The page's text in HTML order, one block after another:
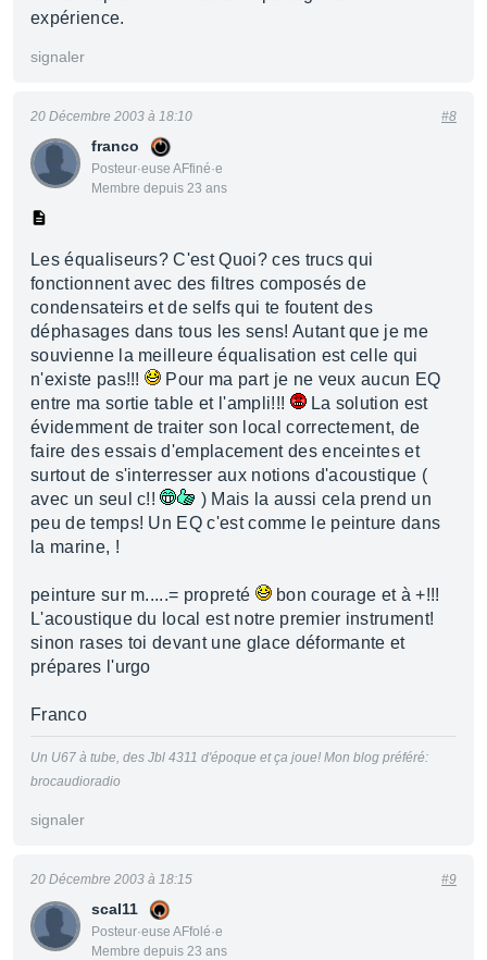
expérience.
signaler
franco
Posteur·euse AFfiné·e
Membre depuis 23 ans
20 Décembre 2003 à 18:10 #8
Les équaliseurs? C'est Quoi? ces trucs qui
fonctionnent avec des filtres composés de
condensateirs et de selfs qui te foutent des
déphasages dans tous les sens! Autant que je me
souvienne la meilleure équalisation est celle qui
n'existe pas!!!
Pour ma part je ne veux aucun EQ
entre ma sortie table et l'ampli!!!
La solution est
évidemment de traiter son local correctement, de
faire des essais d'emplacement des enceintes et
surtout de s'interresser aux notions d'acoustique (
avec un seul c!!
) Mais la aussi cela prend un
peu de temps! Un EQ c'est comme le peinture dans
la marine, !
peinture sur m.....= propreté
bon courage et à +!!!
L'acoustique du local est notre premier instrument!
sinon rases toi devant une glace déformante et
prépares l'urgo
Franco
Un U67 à tube, des Jbl 4311 d'époque et ça joue! Mon blog préféré:
brocaudioradio
signaler
scal11
Posteur·euse AFfolé·e
Membre depuis 23 ans
20 Décembre 2003 à 18:15 #9